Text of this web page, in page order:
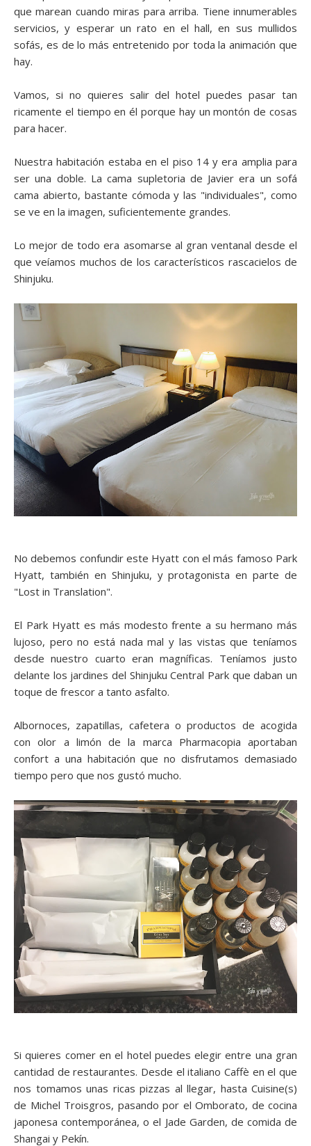
que marean cuando miras para arriba. Tiene innumerables
servicios, y esperar un rato en el hall, en sus mullidos
sofás, es de lo más entretenido por toda la animación que
hay.
Vamos, si no quieres salir del hotel puedes pasar tan
ricamente el tiempo en él porque hay un montón de cosas
para hacer.
Nuestra habitación estaba en el piso 14 y era amplia para
ser una doble. La cama supletoria de Javier era un sofá
cama abierto, bastante cómoda y las "individuales", como
se ve en la imagen, suficientemente grandes.
Lo mejor de todo era asomarse al gran ventanal desde el
que veíamos muchos de los característicos rascacielos de
Shinjuku.
No debemos confundir este Hyatt con el más famoso Park
Hyatt, también en Shinjuku, y protagonista en parte de
"Lost in Translation".
El Park Hyatt es más modesto frente a su hermano más
lujoso, pero no está nada mal y las vistas que teníamos
desde nuestro cuarto eran magníficas. Teníamos justo
delante los jardines del Shinjuku Central Park que daban un
toque de frescor a tanto asfalto.
Albornoces, zapatillas, cafetera o productos de acogida
con olor a limón de la marca Pharmacopia aportaban
confort a una habitación que no disfrutamos demasiado
tiempo pero que nos gustó mucho.
Si quieres comer en el hotel puedes elegir entre una gran
cantidad de restaurantes. Desde el italiano Caffè en el que
nos tomamos unas ricas pizzas al llegar, hasta Cuisine(s)
de Michel Troisgros, pasando por el Omborato, de cocina
japonesa contemporánea, o el Jade Garden, de comida de
Shangai y Pekín.